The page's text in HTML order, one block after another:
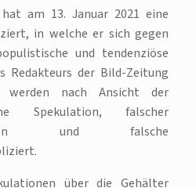
am 13. Januar 2021 eine
in welche er sich gegen
und tendenziöse
Redakteurs der Bild-Zeitung
nach Ansicht der
Spekulation, falscher
und falsche
über die Gehälter